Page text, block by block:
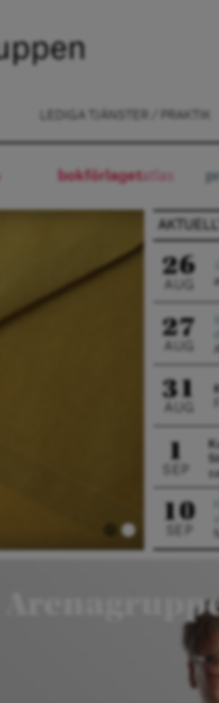
bokförlaget atlas
26
27
AUG
31
AUG
1
10
SEP